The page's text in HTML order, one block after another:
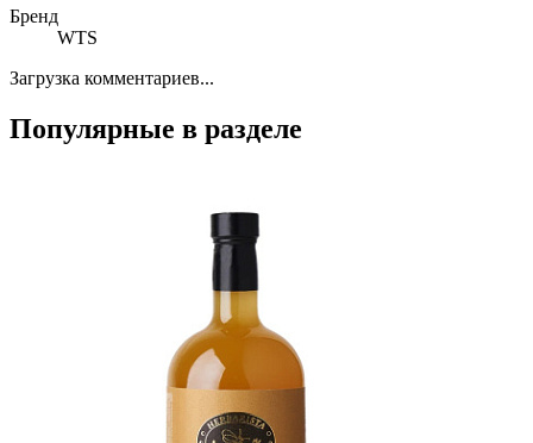
Бренд
WTS
Загрузка комментариев...
Популярные в разделе